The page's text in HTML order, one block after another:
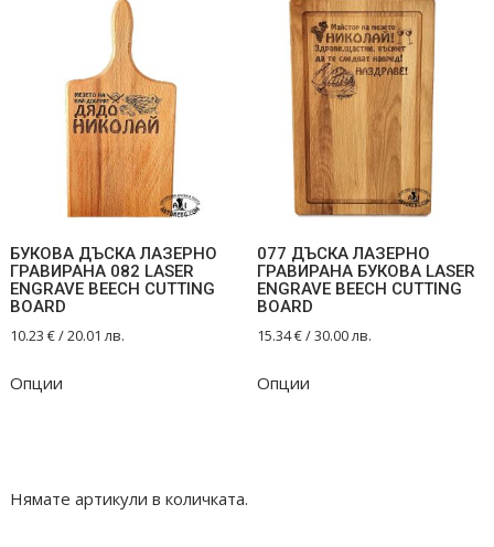
БУКОВА ДЪСКА ЛАЗЕРНО
ГРАВИРАНА 082 LASER
ENGRAVE BEECH CUTTING
BOARD
10.23€/ 20.01 лв.
Опции
077 ДЪСКА ЛАЗЕРНО
ГРАВИРАНА БУКОВА LASER
ENGRAVE BEECH CUTTING
BOARD
15.34€/ 30.00 лв.
Опции
Нямате артикули в количката.